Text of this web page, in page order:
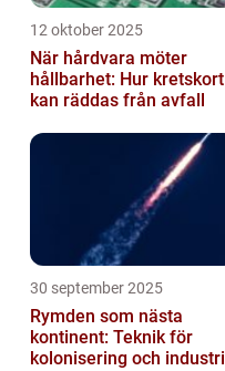
12 oktober 2025
När hårdvara möter
hållbarhet: Hur kretskort
kan räddas från avfall
30 september 2025
Rymden som nästa
kontinent: Teknik för
kolonisering och industri